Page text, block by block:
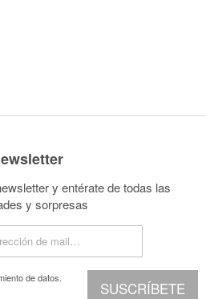
y entérate de todas las
y sorpresas
SUSCRÍBETE
de datos.